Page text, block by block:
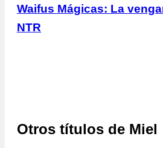
Waifus Mágicas: La
NTR
Otros títulos de Miel